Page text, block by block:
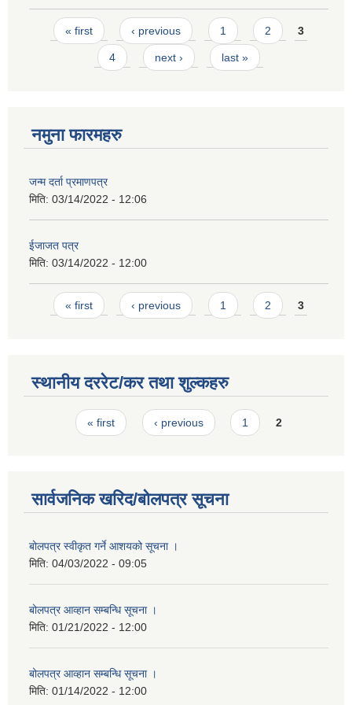
Pages
« first ‹ previous 1 2 3
4 next › last »
नमुना फारमहरु
जन्म दर्ता प्रमाणपत्र
मिति: 03/14/2022 - 12:06
ईजाजत पत्र
मिति: 03/14/2022 - 12:00
Pages
« first ‹ previous 1 2 3
स्थानीय दररेट/कर तथा शुल्कहरु
Pages« first ‹ previous 1 2
सार्वजनिक खरिद/बोलपत्र सूचना
बोलपत्र स्वीकृत गर्ने आशयको सूचना ।
मिति: 04/03/2022 - 09:05
बोलपत्र आव्हान सम्बन्धि सूचना ।
मिति: 01/21/2022 - 12:00
बोलपत्र आव्हान सम्बन्धि सूचना ।
मिति: 01/14/2022 - 12:00